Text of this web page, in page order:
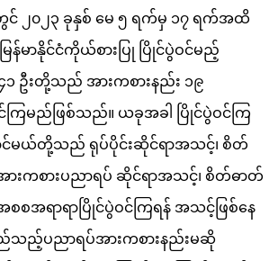
တွင် ၂၀၂၃ ခုနှစ် မေ ၅ ရက်မှ ၁၇ ရက်အထိ
ြန်မာနိုင်ငံကိုယ်စားပြု ပြိုင်ပွဲဝင်မည့်
၁ ဦးတို့သည် အားကစားနည်း ၁၉
ကြမည်ဖြစ်သည်။ ယခုအခါ ပြိုင်ပွဲဝင်ကြ
င်မယ်တို့သည် ရုပ်ပိုင်းဆိုင်ရာအသင့်၊ စိတ်
ားကစားပညာရပ် ဆိုင်ရာအသင့်၊ စိတ်ဓာတ်
စစအရာရာပြိုင်ပွဲဝင်ကြရန် အသင့်ဖြစ်နေ
ည်သည့်ပညာရပ်အားကစားနည်းမဆို